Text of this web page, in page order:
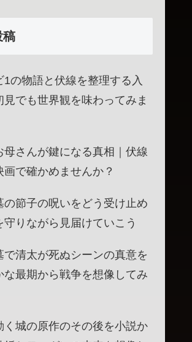
稿
1の物語と伏線を整理する入
見でも世界観を味わってみま
母さんが鍵になる真相｜伏線
画で確かめませんか？
の節子の呪いをどう受け止め
守りながら見届けていこう
で清太が死ぬシーンの真意を
な最期から戦争を想像してみ
く城の原作のその後を小説か